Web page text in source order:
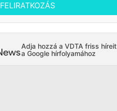
FELIRATKOZÁS
Adja hozzá a VDTA friss híreit
a Google hírfolyamához